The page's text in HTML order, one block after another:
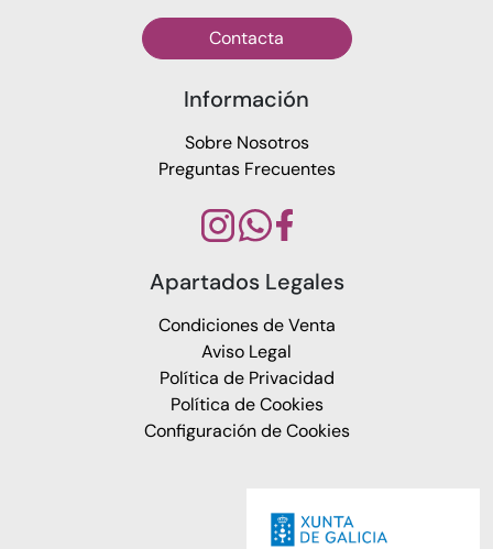
Contacta
Información
Sobre Nosotros
Preguntas Frecuentes
Apartados Legales
Condiciones de Venta
Aviso Legal
Política de Privacidad
Política de Cookies
Configuración de Cookies